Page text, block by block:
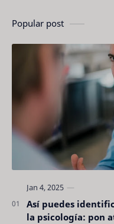
Popular post
Así puedes
la psicología: pon